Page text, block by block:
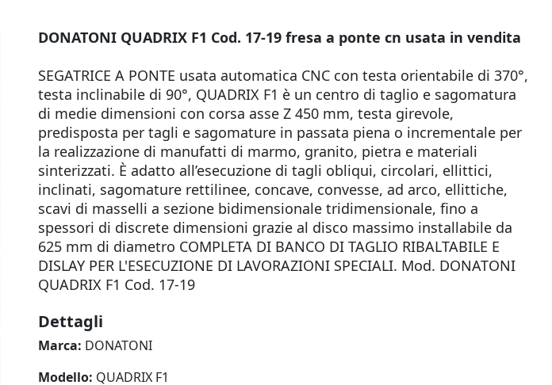
DONATONI QUADRIX F1 Cod. 17-19 fresa a ponte cn usata in vendita
SEGATRICE A PONTE usata automatica CNC con testa orientabile di 370°,
testa inclinabile di 90°, QUADRIX F1 è un centro di taglio e sagomatura
di medie dimensioni con corsa asse Z 450 mm, testa girevole,
predisposta per tagli e sagomature in passata piena o incrementale per
la realizzazione di manufatti di marmo, granito, pietra e materiali
sinterizzati. È adatto all’esecuzione di tagli obliqui, circolari, ellittici,
inclinati, sagomature rettilinee, concave, convesse, ad arco, ellittiche,
scavi di masselli a sezione bidimensionale tridimensionale, fino a
spessori di discrete dimensioni grazie al disco massimo installabile da
625 mm di diametro COMPLETA DI BANCO DI TAGLIO RIBALTABILE E
DISLAY PER L'ESECUZIONE DI LAVORAZIONI SPECIALI. Mod. DONATONI
QUADRIX F1 Cod. 17-19
Dettagli
Marca: DONATONI
Modello: QUADRIX F1